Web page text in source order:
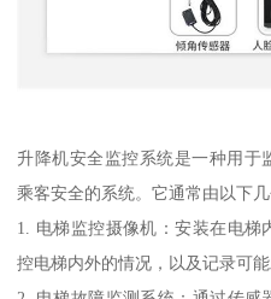
升降机安全监控系统是一种用于
乘客安全的系统。它通常由以下
1. 电梯监控摄像机：安装在电梯
控电梯内外的情况，以及记录可能